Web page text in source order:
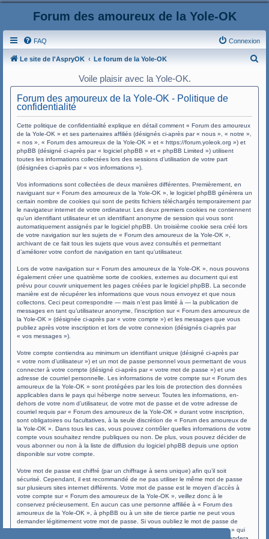
Forum des amoureux de la Yole-OK
FAQ Connexion
Le site de l'AspryOK Le forum de la Yole-OK
Voile plaisir avec la Yole-OK.
Forum des amoureux de la Yole-OK - Politique de
confidentialité
Cette politique de confidentialité explique en détail comment « Forum des amoureux
de la Yole-OK » et ses partenaires affiliés (désignés ci-après par « nous », « notre »,
« nos », « Forum des amoureux de la Yole-OK » et « https://forum.yoleok.org ») et
phpBB (désigné ci-après par « logiciel phpBB » et « phpBB Limited ») utilisent
toutes les informations collectées lors des sessions d’utilisation de votre part
(désignées ci-après par « vos informations »).
Vos informations sont collectées de deux manières différentes. Premièrement, en
naviguant sur « Forum des amoureux de la Yole-OK », le logiciel phpBB génèrera un
certain nombre de cookies qui sont de petits fichiers téléchargés temporairement par
le navigateur internet de votre ordinateur. Les deux premiers cookies ne contiennent
qu’un identifiant utilisateur et un identifiant anonyme de session qui vous sont
automatiquement assignés par le logiciel phpBB. Un troisième cookie sera créé lors
de votre navigation sur les sujets de « Forum des amoureux de la Yole-OK »,
archivant de ce fait tous les sujets que vous avez consultés et permettant
d’améliorer votre confort de navigation en tant qu’utilisateur.
Lors de votre navigation sur « Forum des amoureux de la Yole-OK », nous pouvons
également créer une quatrième sorte de cookies, externes au document qui est
prévu pour couvrir uniquement les pages créées par le logiciel phpBB. La seconde
manière est de récupérer les informations que vous nous envoyez et que nous
collectons. Ceci peut correspondre — mais n’est pas limité à — la publication de
messages en tant qu’utilisateur anonyme, l’inscription sur « Forum des amoureux de
la Yole-OK » (désignée ci-après par « votre compte ») et les messages que vous
publiez après votre inscription et lors de votre connexion (désignés ci-après par
« vos messages »).
Votre compte contiendra au minimum un identifiant unique (désigné ci-après par
« votre nom d’utilisateur ») et un mot de passe personnel vous permettant de vous
connecter à votre compte (désigné ci-après par « votre mot de passe ») et une
adresse de courriel personnelle. Les informations de votre compte sur « Forum des
amoureux de la Yole-OK » sont protégées par les lois de protection des données
applicables dans le pays qui héberge notre serveur. Toutes les informations, en-
dehors de votre nom d’utilisateur, de votre mot de passe et de votre adresse de
courriel requis par « Forum des amoureux de la Yole-OK » durant votre inscription,
sont obligatoires ou facultatives, à la seule discrétion de « Forum des amoureux de
la Yole-OK ». Dans tous les cas, vous pouvez contrôler quelles informations de votre
compte vous souhaitez rendre publiques ou non. De plus, vous pouvez décider de
vous abonner ou non à la liste de diffusion du logiciel phpBB depuis une option
disponible sur votre compte.
Votre mot de passe est chiffré (par un chiffrage à sens unique) afin qu’il soit
sécurisé. Cependant, il est recommandé de ne pas utiliser le même mot de passe
sur plusieurs sites internet différents. Votre mot de passe est le moyen d’accès à
votre compte sur « Forum des amoureux de la Yole-OK », veillez donc à le
conservez précieusement. En aucun cas une personne affiliée à « Forum des
amoureux de la Yole-OK », à phpBB ou à un site de tierce partie ne peut vous
demander légitimement votre mot de passe. Si vous oubliez le mot de passe de
votre compte, vous pouvez utiliser la fonction « J’ai perdu mon mot de passe » qui